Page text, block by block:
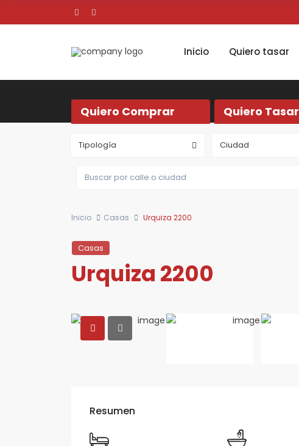
Inicio Quiero tasar
Quiero Comprar Quiero Tasar
Tipología Ciudad
Inicio Casas Urquiza 2200
Casas
Urquiza 2200
Resumen